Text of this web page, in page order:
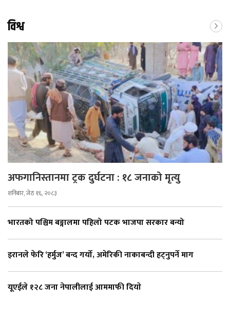
विश्व
अफगानिस्तानमा ट्रक दुर्घटना : १८ जनाको मृत्यु
शनिबार, जेठ १६, २०८३
भारतको पश्चिम बङ्गालमा पहिलो पटक भाजपा सरकार बन्यो
इरानले फेरि ‘हर्मुज’ बन्द गर्यो, अमेरिकी नाकाबन्दी हट्नुपर्ने माग
यूएईले १२८ जना नेपालीलाई आममाफी दियाे